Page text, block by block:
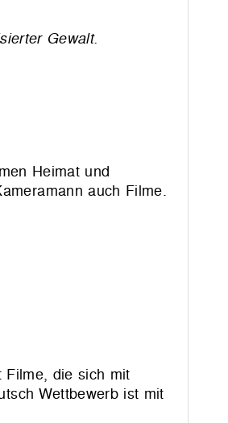
Gewalt.
Heimat und
auch Filme.
Filme, die sich mit
Wettbewerb ist mit